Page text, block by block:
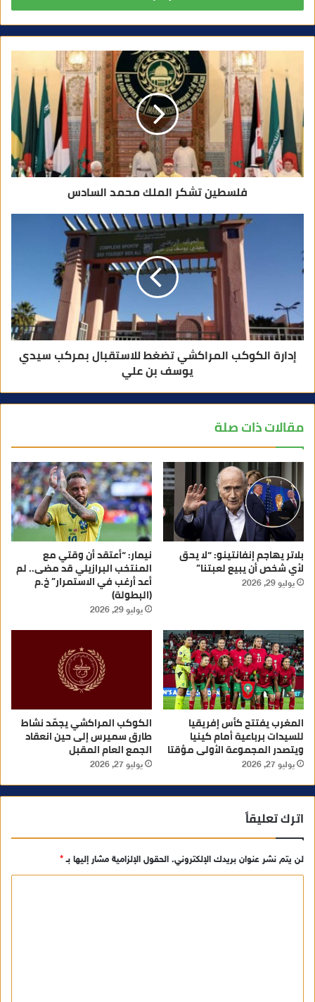
ر
ا
ت
ر
و
ن
ي
فلسطين تشكر الملك محمد السادس
إدارة الكوكب المراكشي تضغط للاستقبال بمركب سيدي
يوسف بن علي
مقالات ذات صلة
بلاتر يهاجم إنفانتينو: “لا يحق
لأي شخص أن يبيع لعبتنا”
يوليو 29, 2026
نيمار: “أعتقد أن وقتي مع
المنتخب البرازيلي قد مضى.. لم
أعد أرغب في الاستمرار” خ.م
(البطولة)
يوليو 29, 2026
المغرب يفتتح كأس إفريقيا
للسيدات برباعية أمام كينيا
ويتصدر المجموعة الأولى مؤقتا
يوليو 27, 2026
الكوكب المراكشي يجمّد نشاط
طارق سميرس إلى حين انعقاد
الجمع العام المقبل
يوليو 27, 2026
اترك تعليقاً
لن يتم نشر عنوان بريدك الإلكتروني. الحقول الإلزامية مشار إليها بـ*